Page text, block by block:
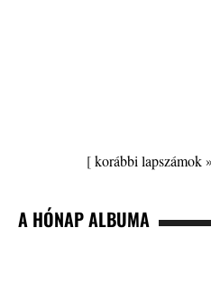
[korábbi lapszámok »
A HÓNAP ALBUMA